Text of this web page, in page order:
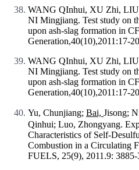
WANG QInhui, XU Zhi, LIU
NI Mingjiang. Test study on
upon ash-slag formation in
Generation,40(10),2011:17-
WANG QInhui, XU Zhi, LIU
NI Mingjiang. Test study on
upon ash-slag formation in
Generation,40(10),2011:17-
Yu, Chunjiang; Bai, Jisong;
Qinhui; Luo, Zhongyang.
Characteristics of Self-
Combustion in a Circulating
FUELS, 25(9), 2011.9: 3885-